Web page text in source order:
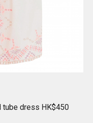
tube dress HK$450